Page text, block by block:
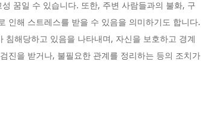
꿈일 수 있습니다. 또한, 주변 사람들과의 불화, 구
인해 스트레스를 받을 수 있음을 의미하기도 합니다.
해당하고 있음을 나타내며, 자신을 보호하고 경계
진을 받거나, 불필요한 관계를 정리하는 등의 조치가